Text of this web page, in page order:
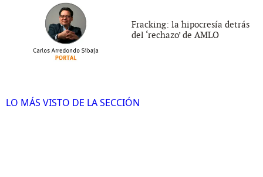
Fracking: la hipocresía detrás
del ‘rechazo’ de AMLO
LO MÁS VISTO DE LA SECCIÓN